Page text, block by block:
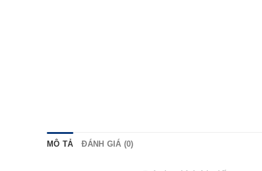
MÔ TẢ ĐÁNH GIÁ (0)